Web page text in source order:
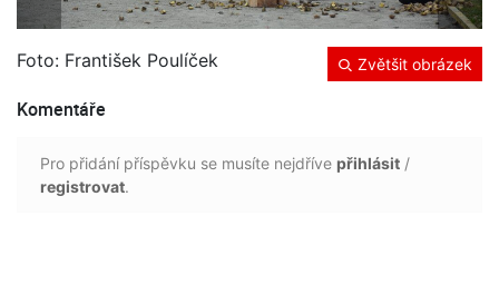
Zvětšit obrázek
Foto: František Poulíček
Komentáře
Pro přidání příspěvku se musíte nejdříve přihlásit /
registrovat.